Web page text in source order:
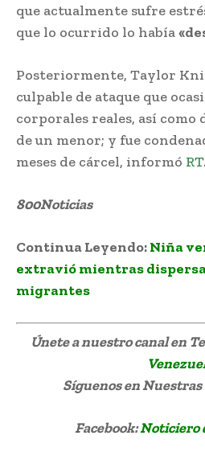
que actualmente sufre
que lo ocurrido lo había
Posteriormente, Taylor
culpable de ataque que
corporales reales, así como
de un menor; y fue
meses de cárcel, informó RT.
800NoticiasJoven
Continua Leyendo:Niña
extravió mientras
migrantes
Únete a nuestro canal en
Síguenosen Nuestras
Facebook:Noticiero